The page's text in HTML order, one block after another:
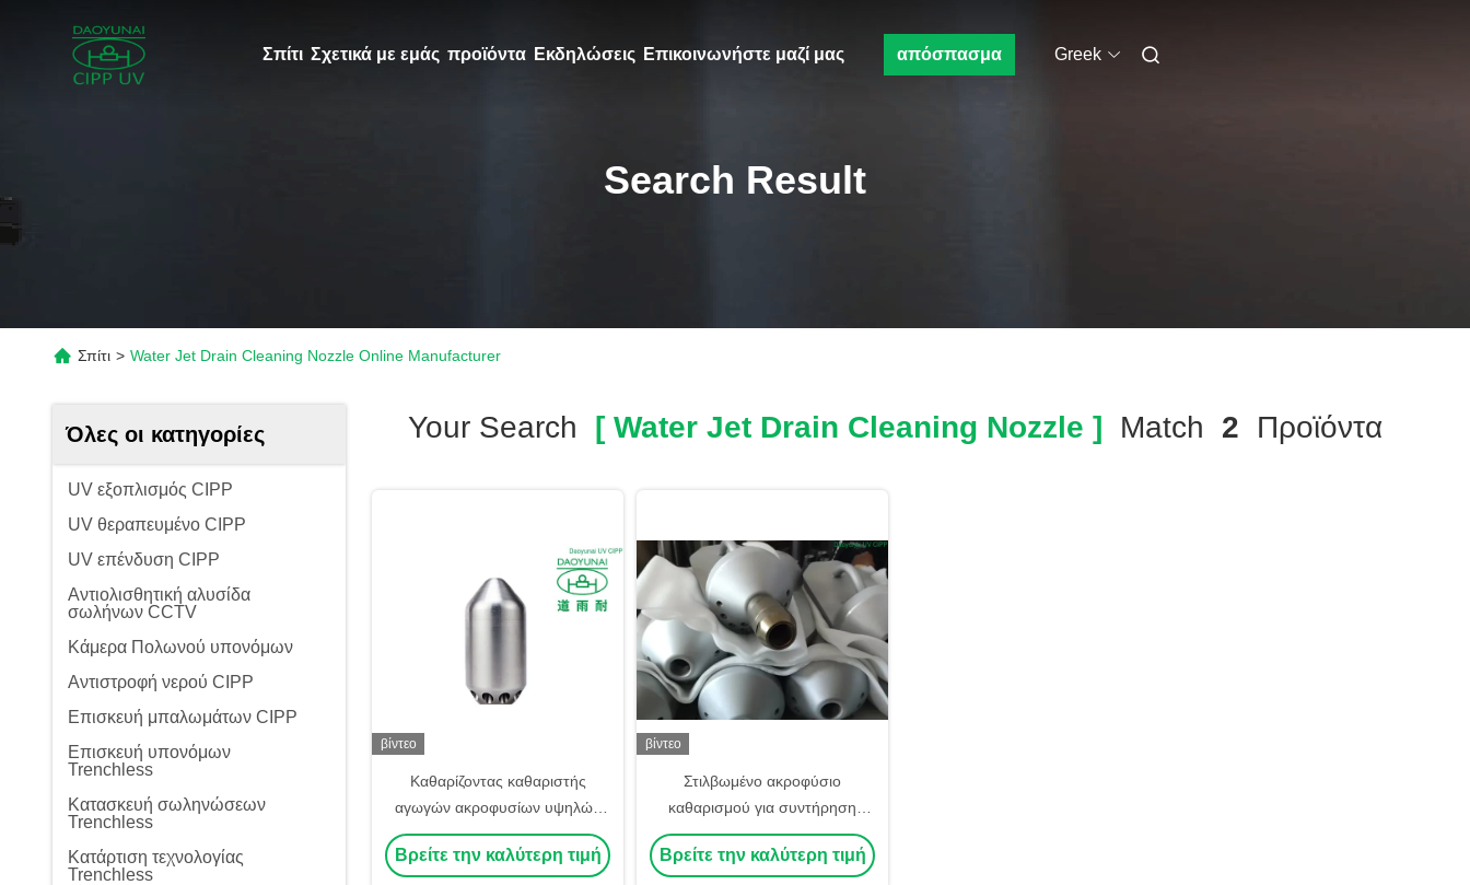
Σπίτι Σχετικά με εμάς προϊόντα Εκδηλώσεις Επικοινωνήστε μαζί μας απόσπασμα Greek
Search Result
Σπίτι > Water Jet Drain Cleaning Nozzle Online Manufacturer
Όλες οι κατηγορίες
UV εξοπλισμός CIPP
UV θεραπευμένο CIPP
UV επένδυση CIPP
Αντιολισθητική αλυσίδα
σωλήνων CCTV
Κάμερα Πολωνού υπονόμων
Αντιστροφή νερού CIPP
Επισκευή μπαλωμάτων CIPP
Επισκευή υπονόμων
Trenchless
Κατασκευή σωληνώσεων
Trenchless
Κατάρτιση τεχνολογίας
Trenchless
Your Search [ Water Jet Drain Cleaning Nozzle ] Match 2 Προϊόντα
βίντεο
Καθαρίζοντας καθαριστής
αγωγών ακροφυσίων υψηλών
προβολών ύδατος για που
αναβλύζει την υπόγεια
Βρείτε την καλύτερη τιμή
βίντεο
Στιλβωμένο ακροφύσιο
καθαρισμού για συντήρηση
υπονόμων που οδηγείται από
νερό υψηλής πίεσης
Βρείτε την καλύτερη τιμή